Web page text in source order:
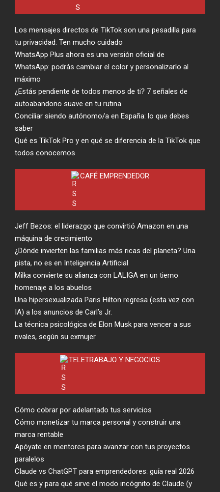
Los mensajes directos de TikTok son una pesadilla para
tu privacidad. Ten mucho cuidado
WhatsApp Plus ahora es una versión oficial de
WhatsApp: podrás cambiar el color y personalizarlo al
máximo
¿Estás pendiente de todos menos de ti? 7 señales de
autoabandono suave en tu rutina
Conciliar siendo autónomo/a en España: lo que debes
saber
Qué es TikTok Pro y en qué se diferencia de la TikTok que
todos conocemos
CAFÉ EMPRENDEDOR
Jeff Bezos: el liderazgo que convirtió Amazon en una
máquina de crecimiento
¿Dónde invierten las familias más ricas del planeta? Una
pista, no es en Inteligencia Artificial
Milka convierte su alianza con LALIGA en un tierno
homenaje a los abuelos
Una hipersexualizada Paris Hilton regresa (esta vez con
IA) a los anuncios de Carl’s Jr.
La técnica psicológica de Elon Musk para vencer a sus
rivales, según su exmujer
TELETRABAJO Y NEGOCIOS
Cómo cobrar por adelantado tus servicios
Cómo monetizar tu marca personal y construir una
marca rentable
Apóyate en mentores para avanzar con tus proyectos
paralelos
Claude vs ChatGPT para emprendedores: guía real 2026
Qué es y para qué sirve el modo incógnito de Claude (y